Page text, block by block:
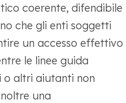
coerente, difendibile
che gli enti soggetti
un accesso effettivo
le linee guida
o altri aiutanti non
una